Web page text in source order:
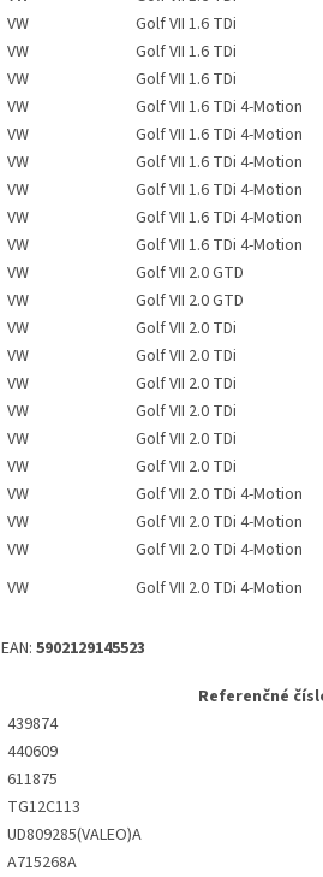
VW
Golf VII 1.6 TDi
VW
Golf VII 1.6 TDi
VW
Golf VII 1.6 TDi
VW
Golf VII 1.6 TDi 4-Motion
VW
Golf VII 1.6 TDi 4-Motion
VW
Golf VII 1.6 TDi 4-Motion
VW
Golf VII 1.6 TDi 4-Motion
VW
Golf VII 1.6 TDi 4-Motion
VW
Golf VII 1.6 TDi 4-Motion
VW
Golf VII 2.0 GTD
VW
Golf VII 2.0 GTD
VW
Golf VII 2.0 TDi
VW
Golf VII 2.0 TDi
VW
Golf VII 2.0 TDi
VW
Golf VII 2.0 TDi
VW
Golf VII 2.0 TDi
VW
Golf VII 2.0 TDi
VW
Golf VII 2.0 TDi 4-Motion
VW
Golf VII 2.0 TDi 4-Motion
VW
Golf VII 2.0 TDi 4-Motion
VW
Golf VII 2.0 TDi 4-Motion
EAN: 5902129145523
Referenčné
439874
440609
611875
TG12C113
UD809285(VALEO)A
A715268A